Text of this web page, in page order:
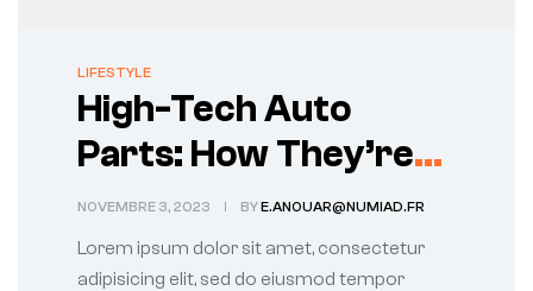
LIFESTYLE
High-Tech Auto
Parts: How They’re
Transforming the
Automotive Industry
NOVEMBRE 3, 2023 BYE.ANOUAR@NUMIAD.FR
Lorem ipsum dolor sit amet, consectetur
adipisicing elit, sed do eiusmod tempor